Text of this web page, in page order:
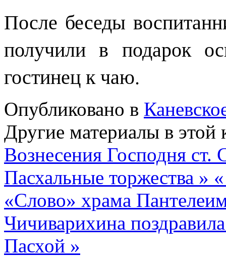
После беседы
получили в подарок
гостинец к чаю.
Опубликовано в
Другие материалы в этой
Вознесения Господня ст.
Пасхальные торжества »
«Слово» храма
Чичиварихина
Пасхой »